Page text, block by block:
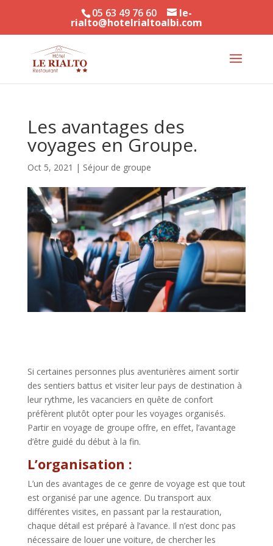
05 63 49 76 60 le-
rialto@hotelrialtoalbi.com
Les avantages des
voyages en Groupe.
Oct 5, 2021 | Séjour de groupe
Si certaines personnes plus aventurières aiment sortir
des sentiers battus et visiter leur pays de destination à
leur rythme, les vacanciers en quête de confort
préfèrent plutôt opter pour les voyages organisés.
Partir en voyage de groupe offre, en effet, l’avantage
d’être guidé du début à la fin.
L’organisation :
L’un des avantages de ce genre de voyage est que tout
est organisé par une agence. Du transport aux
différentes visites, en passant par la restauration,
chaque détail est préparé à l’avance. Il n’est donc pas
nécessaire de louer une voiture, de chercher les